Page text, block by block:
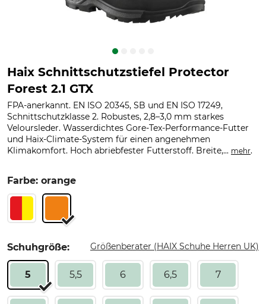
Haix Schnittschutzstiefel Protector
Forest 2.1 GTX
FPA-anerkannt. EN ISO 20345, SB und EN ISO 17249,
Schnittschutzklasse 2. Robustes, 2,8–3,0 mm starkes
Veloursleder. Wasserdichtes Gore-Tex-Performance-Futter
und Haix-Climate-System für einen angenehmen
Klimakomfort. Hoch abriebfester Futterstoff. Breite,... mehr.
Farbe: orange
Schuhgröße: Größenberater (HAIX Schuhe Herren UK)
5 5,5 6 6,5 7